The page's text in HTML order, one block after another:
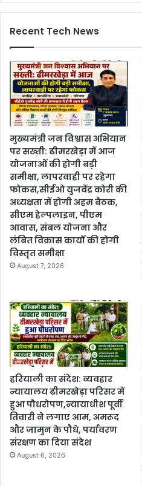
Recent Tech News
मुख्यमंत्री जन विश्वास अभियान
पर सख्ती: ढीमरखेड़ा में आज
योजनाओं की होगी बड़ी
समीक्षा, लापरवाही पर रहेगा
फोकस,सीईओ युजवेंद्र कोरी की
अध्यक्षता में होगी अहम बैठक,
सीएम हेल्पलाइन, पीएम
आवास, संबल योजना और
लंबित विकास कार्यों की होगी
विस्तृत समीक्षा
August 7, 2026
हरियाली का संदेश: व्यवहार
न्यायालय ढीमरखेड़ा परिसर में
हुआ पौधरोपण,न्यायाधीश पूर्वी
तिवारी ने लगाए आम, अमरूद
और जामुन के पौधे, पर्यावरण
संरक्षण का दिया संदेश
August 6, 2026